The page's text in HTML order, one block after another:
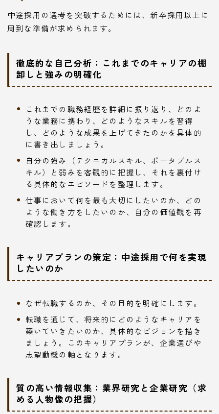
中途採用の選考を突破するためには、新卒採用以上に
周到な準備が求められます。
徹底的な自己分析：これまでのキャリアの棚
卸しと強みの明確化
これまでの職務経歴を詳細に振り返り、どのよ
うな業務に携わり、どのようなスキルを習得
し、どのような成果を上げてきたのかを具体的
に書き出しましょう。
自分の強み（テクニカルスキル、ポータブルス
キル）と弱みを客観的に把握し、それを裏付け
る具体的なエピソードを整理します。
仕事において何を最も大切にしたいのか、どの
ような働き方をしたいのか、自分の価値観を再
確認します。
キャリアプランの策定：中途採用で何を実現
したいのか
なぜ転職するのか、その目的を明確にします。
転職を通じて、将来的にどのようなキャリアを
築いていきたいのか、具体的なビジョンを描き
ましょう。このキャリアプランが、企業選びや
志望動機の軸となります。
質の高い情報収集：業界研究と企業研究（求
める人物像の把握）